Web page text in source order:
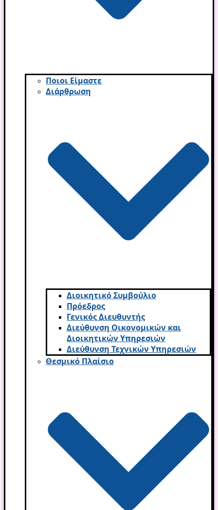
Ποιοι Είμαστε
Διάρθρωση
Διοικητικό Συμβούλιο
Πρόεδρος
Γενικός Διευθυντής
Διεύθυνση Οικονομικών και
Διοικητικών Υπηρεσι­ών
Διεύθυνση Τεχνικών Υπηρεσιών
Θεσμικό Πλαίσιο